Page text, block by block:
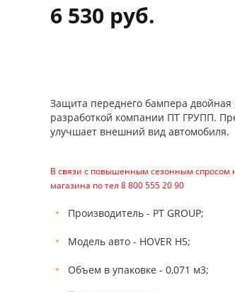
6 530 руб.
Защита переднего бампера двойная
разработкой компании ПТ ГРУПП.
улучшает внешний вид автомобиля.
В связи с повышенным сезонным спросом
магазина по тел 8 800 555 20 90
Производитель - PT GROUP;
Модель авто - HOVER H5;
Объем в упаковке - 0,071 м3;